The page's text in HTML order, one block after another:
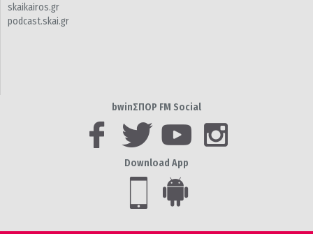
skaikairos.gr
podcast.skai.gr
bwinΣΠΟΡ FM Social
Download App